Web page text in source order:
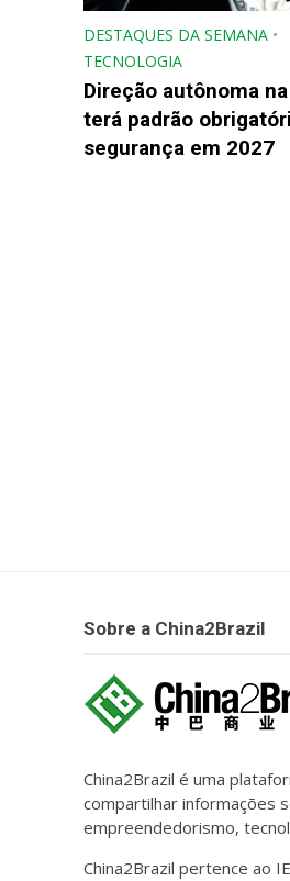
DESTAQUES DA SEMANA •
TECNOLOGIA
Direção autônoma
terá padrão
segurança em 2027
Sobre a China2Brazil
China2Brazil é uma
compartilhar informações
empreendedorismo,
China2Brazil pertence ao